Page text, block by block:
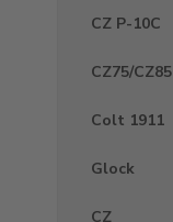
CZ P-10C
CZ75/CZ85
Colt 1911
Glock
CZ